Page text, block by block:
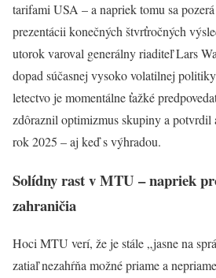
tarifami USA – a napriek tomu sa
prezentácii konečných štvrťročných
utorok varoval generálny riaditeľ Lars
dopad súčasnej vysoko volatilnej
letectvo je momentálne ťažké
zdôraznil optimizmus skupiny a potvrdil
rok 2025 – aj keď s výhradou.
Solídny rast v MTU – napriek
zahraničia
Hoci MTU verí, že je stále „jasne na
zatiaľ nezahŕňa možné priame a